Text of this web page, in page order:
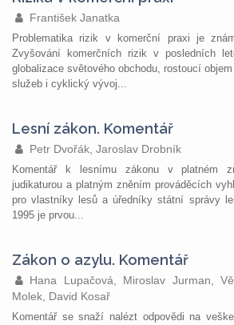
František Janatka
Problematika rizik v komerční praxi je
Zvyšování komerčních rizik v posledních
globalizace světového obchodu, rostoucí
služeb i cyklický vývoj...
Lesní zákon. Komentář
Petr Dvořák, Jaroslav Drobník
Komentář k lesnímu zákonu v platném
judikaturou a platným zněním prováděcích
pro vlastníky lesů a úředníky státní správy
1995 je prvou...
Zákon o azylu. Komentář
Hana Lupačová, Miroslav Jurman,
Molek, David Kosař
Komentář se snaží nalézt odpovědi na